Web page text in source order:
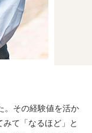
。その経験値を活か
て「なるほど」と